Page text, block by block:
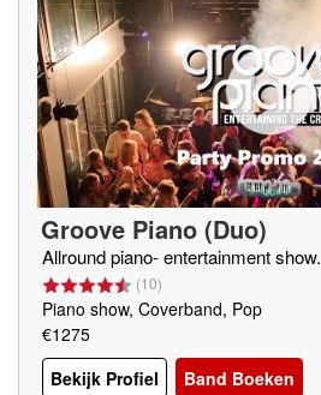
Groove Piano (Duo)
Allround piano- entertainment show.
(10)
Piano show, Coverband, Pop
€1275
Bekijk Profiel
Band Boeken